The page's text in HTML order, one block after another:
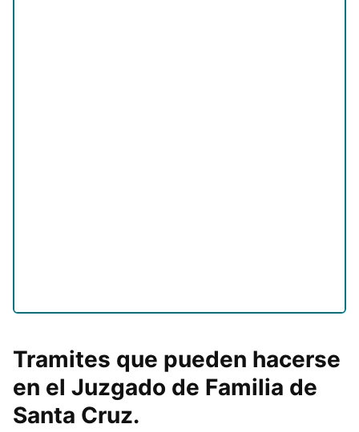
Tramites que pueden hacerse
en el Juzgado de Familia de
Santa Cruz.